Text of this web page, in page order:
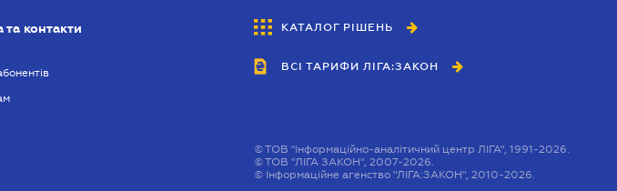
БУХГАЛТЕР&ЗАКОН
ВІСНИК МСФЗ
та контакти КАТАЛОГ РІШЕНЬ
ВСІ ТАРИФИ ЛІГА:ЗАКОН
©ТОВ "інформаційно-аналітичний центр ЛІГА", 1991-2026.
©ТОВ "ЛІГА ЗАКОН", 2007-2026.
© Інформаційне агенство "ЛІГА:ЗАКОН", 2010-2026.